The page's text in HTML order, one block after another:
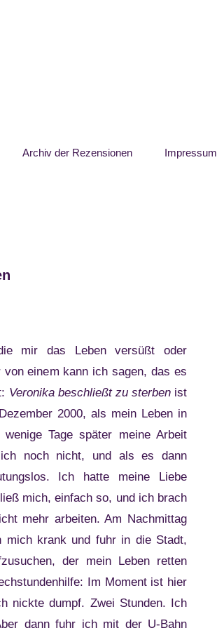
Archiv der Rezensionen Impressum
mir das Leben versüßt oder
einem kann ich sagen, das es
Veronika beschließt zu sterbenist
2000, als mein Leben in
Tage später meine Arbeit
noch nicht, und als es dann
Ich hatte meine Liebe
mich, einfach so, und ich brach
mehr arbeiten. Am Nachmittag
mich krank und fuhr in die Stadt,
der mein Leben retten
Im Moment ist hier
nickte dumpf. Zwei Stunden. Ich
dann fuhr ich mit der U-Bahn